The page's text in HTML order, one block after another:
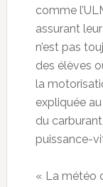
comme
assurant
n’est pas
des élèves
la
expliquée
du
puissance-
« La météo